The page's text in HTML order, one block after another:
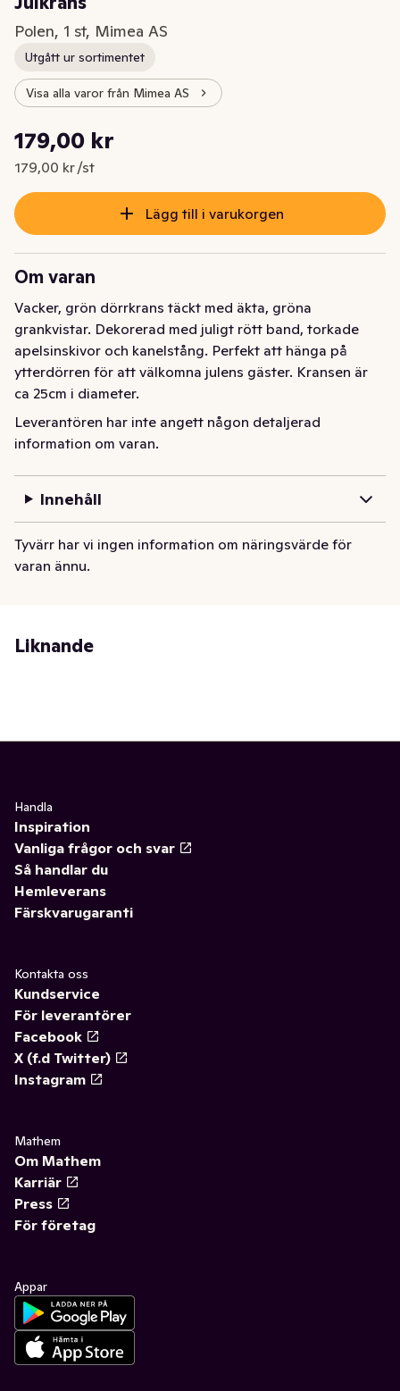
Polen, 1 st, Mimea AS
Utgått ur sortimentet
Visa alla varor från Mimea AS
Nuvarande pris är: 179,00 kr
179,00 kr
179,00 kr /st
Styckpris: 179,00 kr /st
Lägg till i varukorgen
Om varan
Vacker, grön dörrkrans täckt med äkta, gröna
grankvistar. Dekorerad med juligt rött band, torkade
apelsinskivor och kanelstång. Perfekt att hänga på
ytterdörren för att välkomna julens gäster. Kransen är
ca 25cm i diameter.
Leverantören har inte angett någon detaljerad
information om varan.
Innehåll
Tyvärr har vi ingen information om näringsvärde för
varan ännu.
Liknande
Handla
Inspiration
Vanliga frågor och svar
Så handlar du
Hemleverans
Färskvarugaranti
Kontakta oss
Kundservice
För leverantörer
Facebook
X (f.d Twitter)
Instagram
Mathem
Om Mathem
Karriär
Press
För företag
Appar